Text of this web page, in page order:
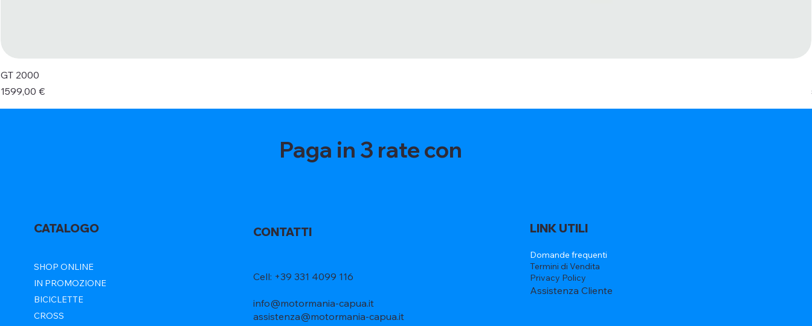
GT 2000
Prezzo
1599,00 €
Paga in 3 rate con
CATALOGO
SHOP ONLINE
IN PROMOZIONE
BICICLETTE
CROSS
CONTATTI
Cell: +39 331 4099 116
info@motormania-capua.it
assistenza@motormania-capua.it
LINK UTILI
Domande frequenti
Termini di Vendita
Privacy Policy
Assistenza Cliente